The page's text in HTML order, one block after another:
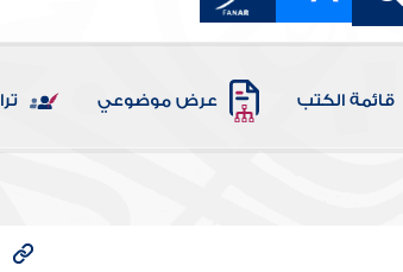
قائمة الكتب عرض موضوعي